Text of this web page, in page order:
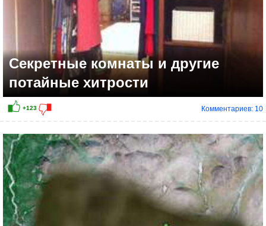
Секретные комнаты и другие
потайные хитрости
Комментариев: 10